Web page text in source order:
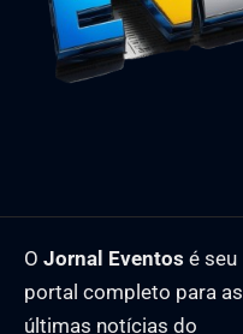
O Jornal Eventos é seu
portal completo para as
últimas notícias do